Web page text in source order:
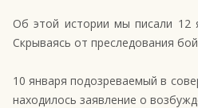
Об этой истории мы писали 12
Скрываясь от преследования
10 января подозреваемый в
находилось заявление о